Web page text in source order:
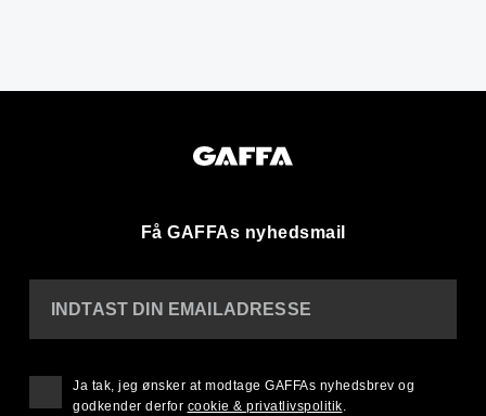
Få GAFFAs nyhedsmail
INDTAST DIN EMAILADRESSE
Ja tak, jeg ønsker at modtage GAFFAs nyhedsbrev og
godkender derfor cookie & privatlivspolitik.